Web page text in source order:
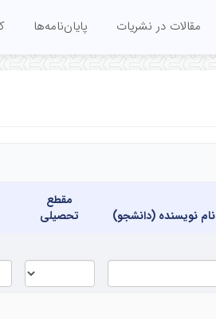
مقالات در نشریات پایان‌نامه‌ها
نام نویسنده (دانشجو)
مقطع
تحصیلی